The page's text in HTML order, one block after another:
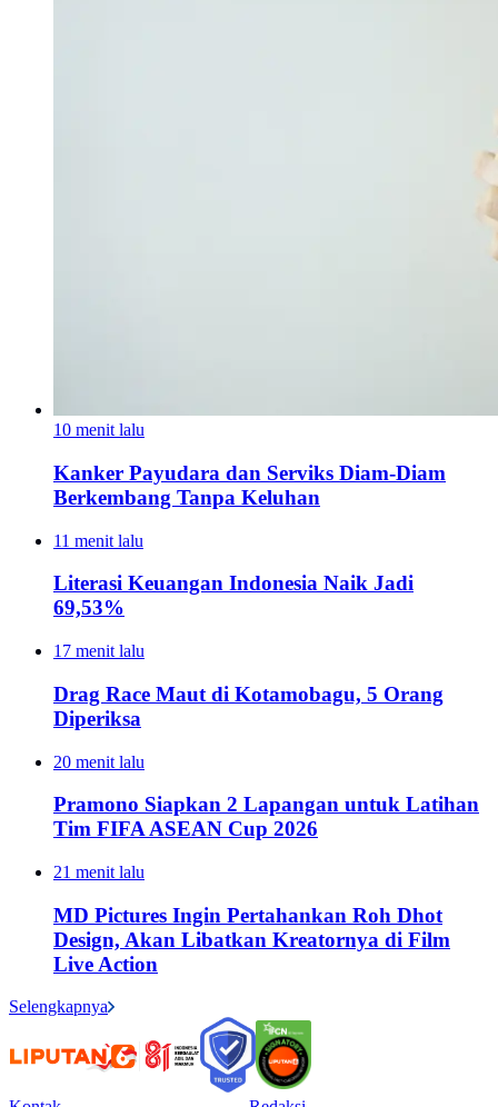
10 menit lalu
Kanker Payudara dan Serviks Diam-Diam
Berkembang Tanpa Keluhan
11 menit lalu
Literasi Keuangan Indonesia Naik Jadi
69,53%
17 menit lalu
Drag Race Maut di Kotamobagu, 5 Orang
Diperiksa
20 menit lalu
Pramono Siapkan 2 Lapangan untuk Latihan
Tim FIFA ASEAN Cup 2026
21 menit lalu
MD Pictures Ingin Pertahankan Roh Dhot
Design, Akan Libatkan Kreatornya di Film
Live Action
Selengkapnya